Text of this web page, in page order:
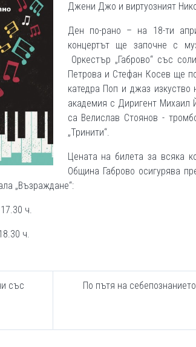
Джени Джо и виртуозният
Ден по-рано – на 18-ти
концертът ще започне с
Оркестър „Габрово“ със
Петрова и Стефан Косев ще
катедра Поп и джаз изкуство
академия с Диригент Михаил
са Велислав Стоянов -
„Тринити“.
Цената на билета за всяка
Община Габрово осигурява
„Възраждане“:
ч.
ч.
със
По пътя на